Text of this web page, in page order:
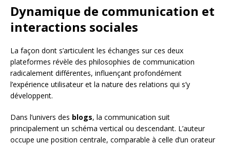
Dynamique de communication et
interactions sociales
La façon dont s’articulent les échanges sur ces deux
plateformes révèle des philosophies de communication
radicalement différentes, influençant profondément
l’expérience utilisateur et la nature des relations qui s’y
développent.
Dans l’univers des blogs, la communication suit
principalement un schéma vertical ou descendant. L’auteur
occupe une position centrale, comparable à celle d’un orateur